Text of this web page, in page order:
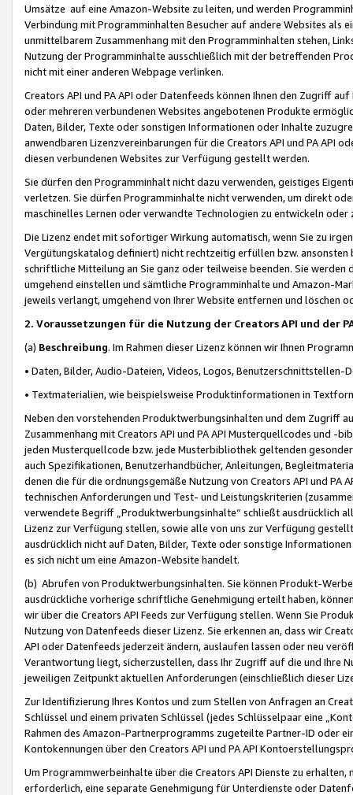
Umsätze auf eine Amazon-Website zu leiten, und werden
Verbindung mit Programminhalten Besucher auf andere Websites als
unmittelbarem Zusammenhang mit den Programminhalten stehen,
Nutzung der Programminhalte ausschließlich mit der betreffenden
nicht mit einer anderen Webpage verlinken.
Creators API und PA API oder Datenfeeds können Ihnen den Zugriff
oder mehreren verbundenen Websites angebotenen Produkte
Daten, Bilder, Texte oder sonstigen Informationen oder Inhalte
anwendbaren Lizenzvereinbarungen für die Creators API und PA API
diesen verbundenen Websites zur Verfügung gestellt werden.
Sie dürfen den Programminhalt nicht dazu verwenden, geistiges
verletzen. Sie dürfen Programminhalte nicht verwenden, um direkt
maschinelles Lernen oder verwandte Technologien zu entwickeln
Die Lizenz endet mit sofortiger Wirkung automatisch, wenn Sie zu
Vergütungskatalog definiert) nicht rechtzeitig erfüllen bzw. ansonsten
schriftliche Mitteilung an Sie ganz oder teilweise beenden. Sie werden
umgehend einstellen und sämtliche Programminhalte und Amazon-
jeweils verlangt, umgehend von Ihrer Website entfernen und löschen
2. Voraussetzungen für die Nutzung der Creators API und der
(a) Beschreibung. Im Rahmen dieser Lizenz können wir Ihnen
• Daten, Bilder, Audio-Dateien, Videos, Logos, Benutzerschnittstellen-
• Textmaterialien, wie beispielsweise Produktinformationen in
Neben den vorstehenden Produktwerbungsinhalten und dem Zugriff
Zusammenhang mit Creators API und PA API Musterquellcodes und
jeden Musterquellcode bzw. jede Musterbibliothek geltenden
auch Spezifikationen, Benutzerhandbücher, Anleitungen,
denen die für die ordnungsgemäße Nutzung von Creators API und PA
technischen Anforderungen und Test- und Leistungskriterien
verwendete Begriff „Produktwerbungsinhalte“ schließt ausdrücklich
Lizenz zur Verfügung stellen, sowie alle von uns zur Verfügung
ausdrücklich nicht auf Daten, Bilder, Texte oder sonstige
es sich nicht um eine Amazon-Website handelt.
(b) Abrufen von Produktwerbungsinhalten. Sie können Produkt-
ausdrückliche vorherige schriftliche Genehmigung erteilt haben,
wir über die Creators API Feeds zur Verfügung stellen. Wenn Sie
Nutzung von Datenfeeds dieser Lizenz. Sie erkennen an, dass wir
API oder Datenfeeds jederzeit ändern, auslaufen lassen oder neu
Verantwortung liegt, sicherzustellen, dass Ihr Zugriff auf die und Ihre
jeweiligen Zeitpunkt aktuellen Anforderungen (einschließlich dieser
Zur Identifizierung Ihres Kontos und zum Stellen von Anfragen an
Schlüssel und einem privaten Schlüssel (jedes Schlüsselpaar eine
Rahmen des Amazon-Partnerprogramms zugeteilte Partner-ID oder
Kontokennungen über den Creators API und PA API
Um Programmwerbeinhalte über die Creators API Dienste zu
erforderlich, eine separate Genehmigung für Unterdienste oder